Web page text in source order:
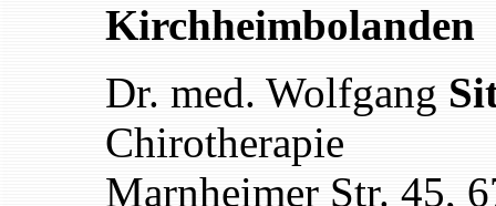
Kirchheimbolanden
Dr. med. Wolfgang
Chirotherapie
Marnheimer Str. 45,